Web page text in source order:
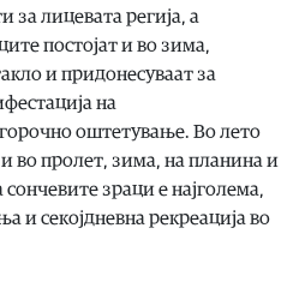
за лицевата регија, а
постојат и во зима,
и придонесуваат за
на
оштетување. Во лето
во пролет, зима, на планина и
сончевите зраци е најголема,
и секојдневна рекреација во